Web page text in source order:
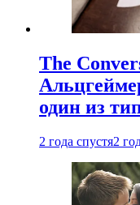
The
один из
2 года спустя2